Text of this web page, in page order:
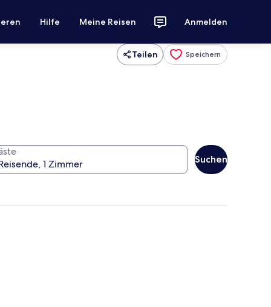
Hilfe Meine Reisen Anmelden
Teilen Speichern
Suchen